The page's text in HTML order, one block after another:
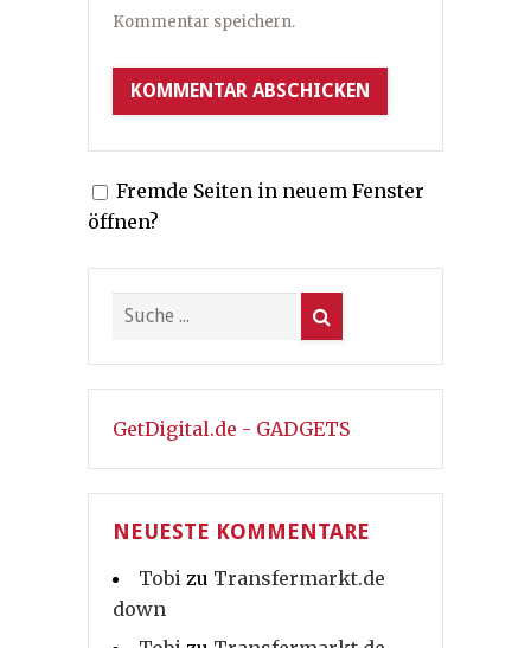
Kommentar speichern.
Fremde Seiten in neuem Fenster
öffnen?
GetDigital.de - GADGETS
NEUESTE KOMMENTARE
Tobi zu Transfermarkt.de
down